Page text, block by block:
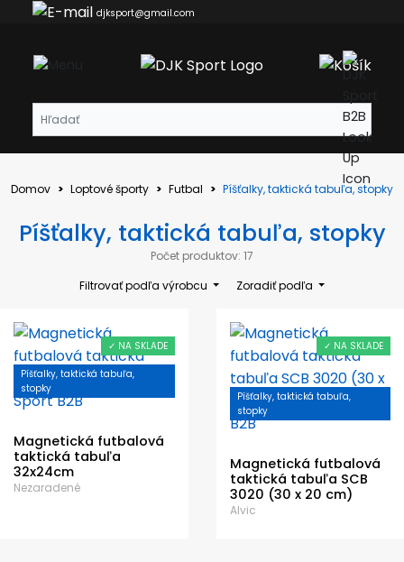
djksport@gmail.com
Domov Loptové športy Futbal Píšťalky, taktická tabuľa, stopky
Píšťalky, taktická tabuľa, stopky
Počet produktov: 17
Filtrovať podľa výrobcu
Zoradiť podľa
Píšťalky, taktická tabuľa,
stopky
✓ NA SKLADE
Magnetická futbalová
taktická tabuľa
32x24cm
Nezaradené
Píšťalky, taktická tabuľa,
stopky
✓ NA SKLADE
Magnetická futbalová
taktická tabuľa SCB
3020 (30 x 20 cm)
Alvic